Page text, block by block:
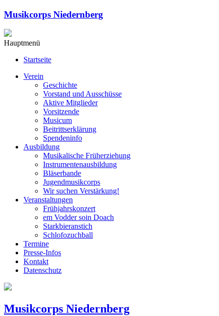
Musikcorps Niedernberg
Hauptmenü
Startseite
Verein
Geschichte
Vorstand und Ausschüsse
Aktive Mitglieder
Vorsitzende
Musicum
Beitrittserklärung
Spendeninfo
Ausbildung
Musikalische Früherziehung
Instrumentenausbildung
Bläserbande
Jugendmusikcorps
Wir suchen Verstärkung!
Veranstaltungen
Frühjahrskonzert
em Vodder soin Doach
Starkbieranstich
Schlofozuchball
Termine
Presse-Infos
Kontakt
Datenschutz
Musikcorps Niedernberg